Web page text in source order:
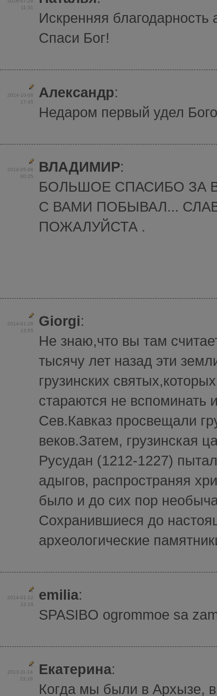
11:31
Искренняя благодарность
Спаси Бог!
2014-10-06
17:45
Александр:
Недаром первый удел
2014-05-06
00:25
ВЛАДИМИР:
БОЛЬШОЕ СПАСИБО ЗА
С ВАМИ ПОБЫВАЛ...
ПОЖАЛУЙСТА .
2014-01-26
13:55
Giorgi:
Не знаю,что вы там
тысячу лет назад эти
грузинских
стараются не вспоминать
Сев.Кавказ просвещали
веков.Затем, грузинская
Русудан (1212-1227)
адыгов, распространяя
было и до сих пор
Сохранившиеся до
археологические
2014-01-12
22:19
emilia:
SPASIBO ogrommoe sa
2013-11-14
23:18
Екатерина:
Когда мы были в Архызе,